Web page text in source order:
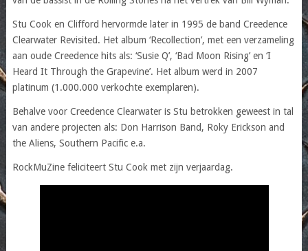
Stu Cook en Clifford hervormde later in 1995 de band Creedence
Clearwater Revisited. Het album ‘Recollection’, met een verzameling
aan oude Creedence hits als: ‘Susie Q’, ‘Bad Moon Rising’ en ‘I
Heard It Through the Grapevine’. Het album werd in 2007
platinum (1.000.000 verkochte exemplaren).
Behalve voor Creedence Clearwater is Stu betrokken geweest in tal
van andere projecten als: Don Harrison Band, Roky Erickson and
the Aliens, Southern Pacific e.a.
RockMuZine feliciteert Stu Cook met zijn verjaardag.